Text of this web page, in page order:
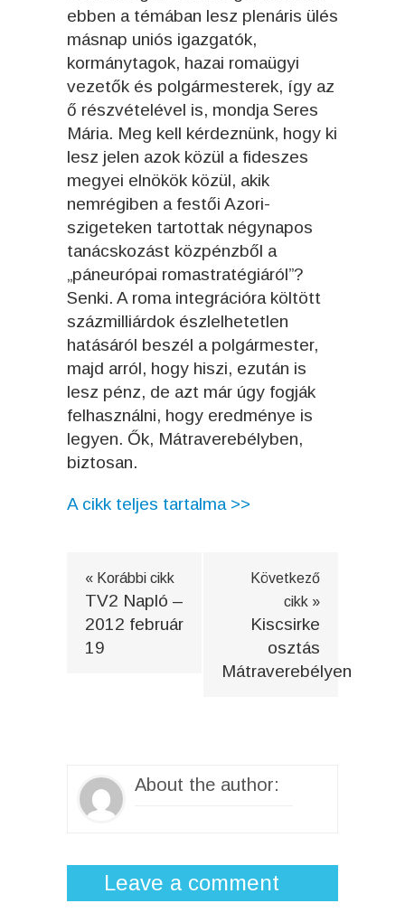
ebben a témában lesz plenáris ülés
másnap uniós igazgatók,
kormánytagok, hazai romaügyi
vezetők és polgármesterek, így az
ő részvételével is, mondja Seres
Mária. Meg kell kérdeznünk, hogy ki
lesz jelen azok közül a fideszes
megyei elnökök közül, akik
nemrégiben a festői Azori-
szigeteken tartottak négynapos
tanácskozást közpénzből a
„páneurópai romastratégiáról”?
Senki. A roma integrációra költött
százmilliárdok észlelhetetlen
hatásáról beszél a polgármester,
majd arról, hogy hiszi, ezután is
lesz pénz, de azt már úgy fogják
felhasználni, hogy eredménye is
legyen. Ők, Mátraverebélyben,
biztosan.
A cikk teljes tartalma >>
« Korábbi cikk
TV2 Napló –
2012 február
19
Következő
cikk »
Kiscsirke
osztás
Mátraverebélyen
About the author:
Leave a comment